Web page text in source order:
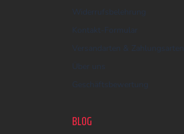
Widerrufsbelehrung
Kontakt-Formular
Versandarten & Zahlungsarten
Über uns
Geschäftsbewertung
BLOG